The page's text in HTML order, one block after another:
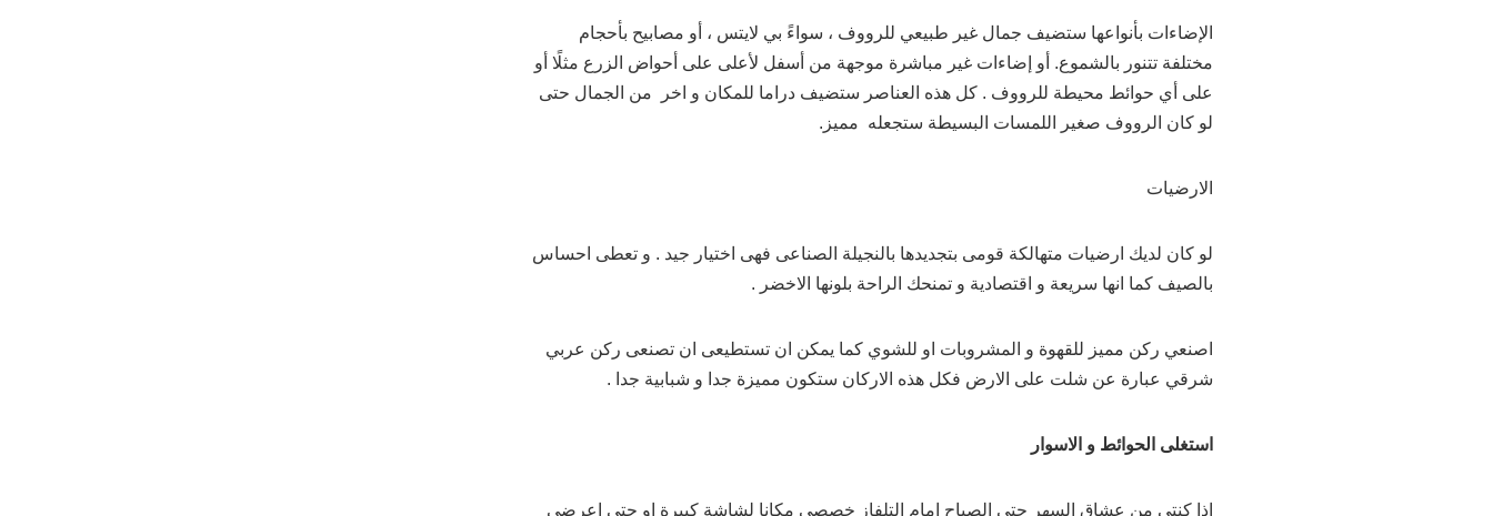
الإضاءات بأنواعها ستضيف جمال غير طبيعي للرووف ، سواءً بي لايتس ، أو مصابيح بأحجام
مختلفة تتنور بالشموع. أو إضاءات غير مباشرة موجهة من أسفل لأعلى على أحواض الزرع مثلًا أو
على أي حوائط محيطة للرووف . كل هذه العناصر ستضيف دراما للمكان و اخر من الجمال حتى
لو كان الرووف صغير اللمسات البسيطة ستجعله مميز.
الارضيات
لو كان لديك ارضيات متهالكة قومى بتجديدها بالنجيلة الصناعى فهى اختيار جيد . و تعطى احساس
بالصيف كما انها سريعة و اقتصادية و تمنحك الراحة بلونها الاخضر .
اصنعي ركن مميز للقهوة و المشروبات او للشوي كما يمكن ان تستطيعى ان تصنعى ركن عربي
شرقي عبارة عن شلت على الارض فكل هذه الاركان ستكون مميزة جدا و شبابية جدا .
استغلى الحوائط و الاسوار
اذا كنتى من عشاق السهر حتى الصباح امام التلفاز خصصي مكانا لشاشة كبيرة او حتى اعرضي